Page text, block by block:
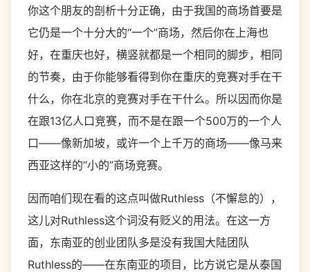
你这个朋友的剖析十分正确，由于我国的商场首要是
它仍是一个十分大的“一个”商场，然后你在上海也
好，在重庆也好，横竖就都是一个相同的脚步，相同
的节奏，由于你能够看得到你在重庆的竞赛对手在干
什么，你在北京的竞赛对手在干什么。所以因而你是
在跟13亿人口竞赛，而不是在跟一个500万的一个人
口——像新加坡，或许一个上千万的商场——像马来
西亚这样的“小的”商场竞赛。
因而咱们现在看的这点叫做Ruthless（不懈怠的），
这儿对Ruthless这个词没有贬义的用法。在这一方
面，东南亚的创业团队多是没有我国大陆团队
Ruthless的——在东南亚的项目，比方说它是从泰国